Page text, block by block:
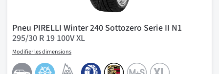
Pneu PIRELLI Winter 240 Sottozero Serie II N1
295/30 R 19 100V XL
Modifier les dimensions